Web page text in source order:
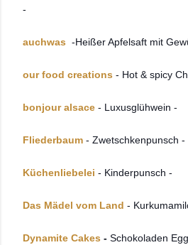
-
auchwas -Heißer Apfelsaft mit
our food creations - Hot & spicy
bonjour alsace - Luxusglühwein -
Fliederbaum - Zwetschkenpunsch -
Küchenliebelei - Kinderpunsch -
Das Mädel vom Land -
Dynamite Cakes - Schokoladen